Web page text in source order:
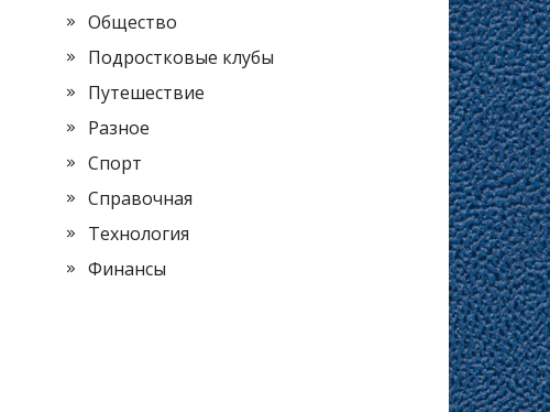
Общество
Подростковые клубы
Путешествие
Разное
Спорт
Справочная
Технология
Финансы